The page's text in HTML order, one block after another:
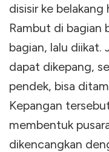
disisir ke
Rambut di bagian
bagian, lalu diikat.
dapat dikepang,
pendek, bisa
Kepangan
membentuk
dikencangkan